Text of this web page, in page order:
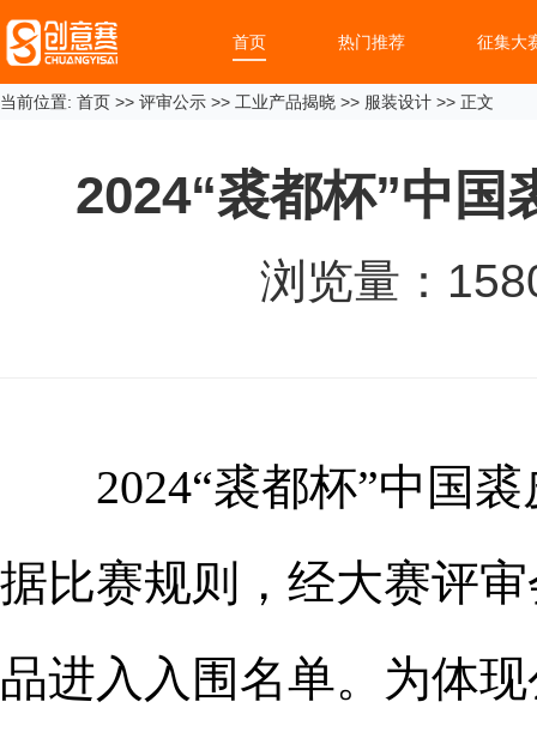
首页 热门推荐 征集大
当前位置: 首页 >> 评审公示 >> 工业产品揭晓 >> 服装设计 >> 正文
2024“裘都杯”中国
浏览量：
2024“裘都杯”中国
据比赛规则，经大赛评
品进入入围名单。为体